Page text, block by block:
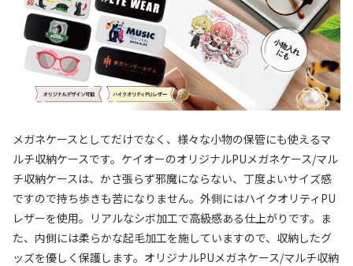
メガネケースとしてだけでなく、様々な小物の保管にも使えるマ
ルチ収納ケースです。ケイオーのオリジナルPUメガネケース/マル
チ収納ケースは、かさ張らず邪魔にならない、丁度よいサイズ感
ですので持ち歩きも苦になりません。外側にはハイクオリティPU
レザーを使用。リアルなシボ加工で高級感ある仕上がりです。ま
た、内側には柔らかな起毛加工を施していますので、収納したグ
ッズを優しく保護します。オリジナルPUメガネケース/マルチ収納